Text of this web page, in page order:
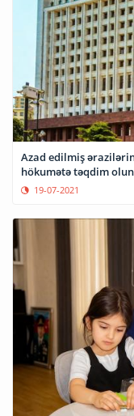
Azad edilmiş
hökumətə təqdim
19-07-2021